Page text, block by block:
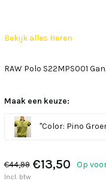
Bekijk alles Heren
RAW Polo S22MPS001
Maak een keuze:
"Color: Pino
€44,99 €13,50 Op
Incl. btw